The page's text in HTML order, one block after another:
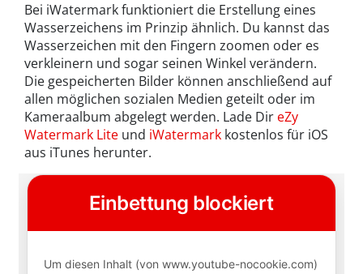
Bei iWatermark funktioniert die Erstellung eines
Wasserzeichens im Prinzip ähnlich. Du kannst das
Wasserzeichen mit den Fingern zoomen oder es
verkleinern und sogar seinen Winkel verändern.
Die gespeicherten Bilder können anschließend auf
allen möglichen sozialen Medien geteilt oder im
Kameraalbum abgelegt werden. Lade Dir eZy
Watermark Lite und iWatermark kostenlos für iOS
aus iTunes herunter.